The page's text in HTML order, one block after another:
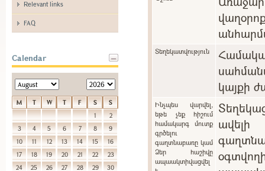
Relevant links
FAQ
Calendar
M T W T F S
S
1
2
3
4 5 6 7 8
9
10
11 12 13 14 15
16
17
18 19 20 21 22
23
24
25 26 27 28 29
30
Տեղեկատվություն
կայքի
Ինչպես վարվել,
եթե չեք հիշում
համակարգ մուտք
գրծելու
գաղտնաբառը կամ
Ձեր հաշիվը
ապաակտիվացվել